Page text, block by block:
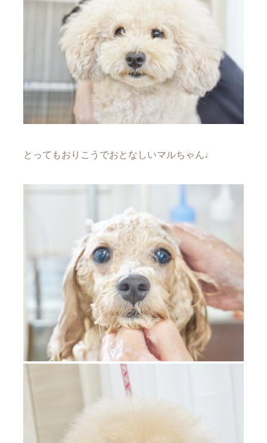
とってもおりこうでおとなしいマルちゃん♩